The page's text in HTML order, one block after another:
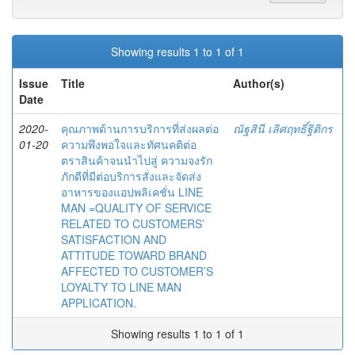
Showing results 1 to 1 of 1
Issue
Date
Title Author(s)
2020-
01-20
คุณภาพด้านการบริการที่ส่งผลต่อ
ความพึงพอใจและทัศนคติต่อ
ตราสินค้าจนนำไปสู่ ความจงรัก
ภักดีที่มีต่อบริการสั่งและจัดส่ง
อาหารของแอปพลิเคชั่น LINE
MAN =QUALITY OF SERVICE
RELATED TO CUSTOMERS’
SATISFACTION AND
ATTITUDE TOWARD BRAND
AFFECTED TO CUSTOMER’S
LOYALTY TO LINE MAN
APPLICATION.
ณัฐสินี เลิศฤทธิ์ฐิติกร
Showing results 1 to 1 of 1